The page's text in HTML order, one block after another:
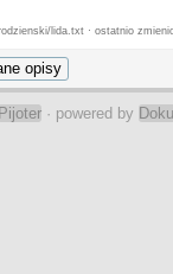
lida.txt · ostatnio
Pijoter · powered by